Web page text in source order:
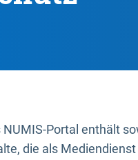
NUMIS-Portal enthält
die als